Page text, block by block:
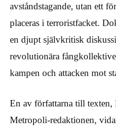
avståndstagande, utan ett
placeras i terroristfacket.
en djupt självkritisk
revolutionära
kampen och attacken mot
En av författarna till
Metropoli-redaktionen,